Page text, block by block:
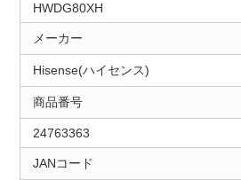
HWDG80XH
メーカー
Hisense(ハイセンス)
商品番号
24763363
JANコード